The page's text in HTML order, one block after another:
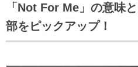
「Not For Me」の意味
部をピックアップ！